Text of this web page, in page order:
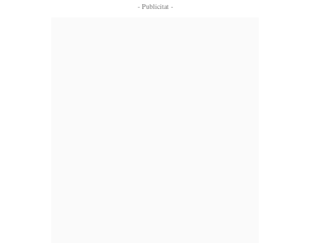
- Publicitat -